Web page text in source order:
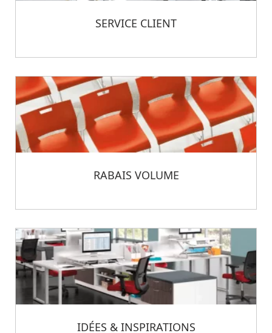
SERVICE CLIENT
RABAIS VOLUME
IDÉES & INSPIRATIONS